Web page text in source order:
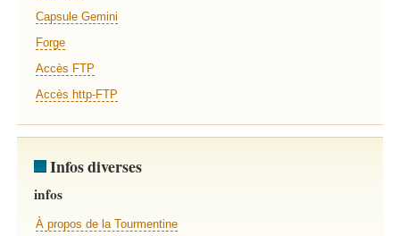
Capsule Gemini
Forge
Accès FTP
Accès http-FTP
Infos diverses
infos
À propos de la Tourmentine